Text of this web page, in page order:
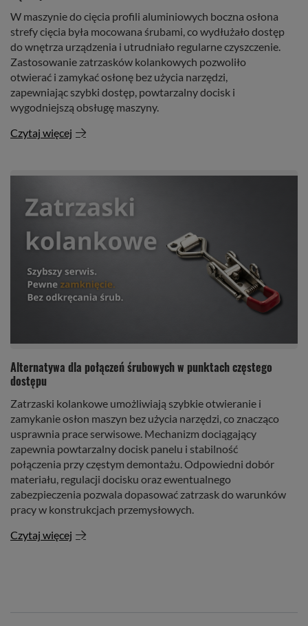
W maszynie do cięcia profili aluminiowych boczna osłona
strefy cięcia była mocowana śrubami, co wydłużało dostęp
do wnętrza urządzenia i utrudniało regularne czyszczenie.
Zastosowanie zatrzasków kolankowych pozwoliło
otwierać i zamykać osłonę bez użycia narzędzi,
zapewniając szybki dostęp, powtarzalny docisk i
wygodniejszą obsługę maszyny.
Czytaj więcej
Alternatywa dla połączeń śrubowych w punktach częstego
dostępu
Zatrzaski kolankowe umożliwiają szybkie otwieranie i
zamykanie osłon maszyn bez użycia narzędzi, co znacząco
usprawnia prace serwisowe. Mechanizm dociągający
zapewnia powtarzalny docisk panelu i stabilność
połączenia przy częstym demontażu. Odpowiedni dobór
materiału, regulacji docisku oraz ewentualnego
zabezpieczenia pozwala dopasować zatrzask do warunków
pracy w konstrukcjach przemysłowych.
Czytaj więcej